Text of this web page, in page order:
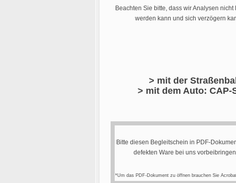
Beachten Sie bitte, dass wir Analysen
werden kann und sich verzögern
> mit der
> mit dem Auto: CAP-
Bitte diesen Begleitschein in PDF-
defekten Ware bei uns
*Um das PDF-Dokument zu öffnen brauchen Sie